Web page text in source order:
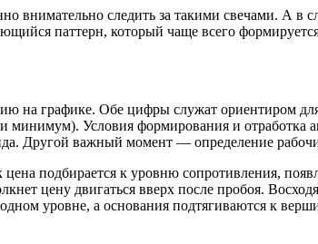
внимательно следить за такими свечами. А в
паттерн, который чаще всего
на графике. Обе цифры служат ориентиром
Условия формирования и отработка
Другой важный момент — определение
подбирается к уровню сопротивления,
цену двигаться вверх после пробоя.
уровне, а основания подтягиваются к